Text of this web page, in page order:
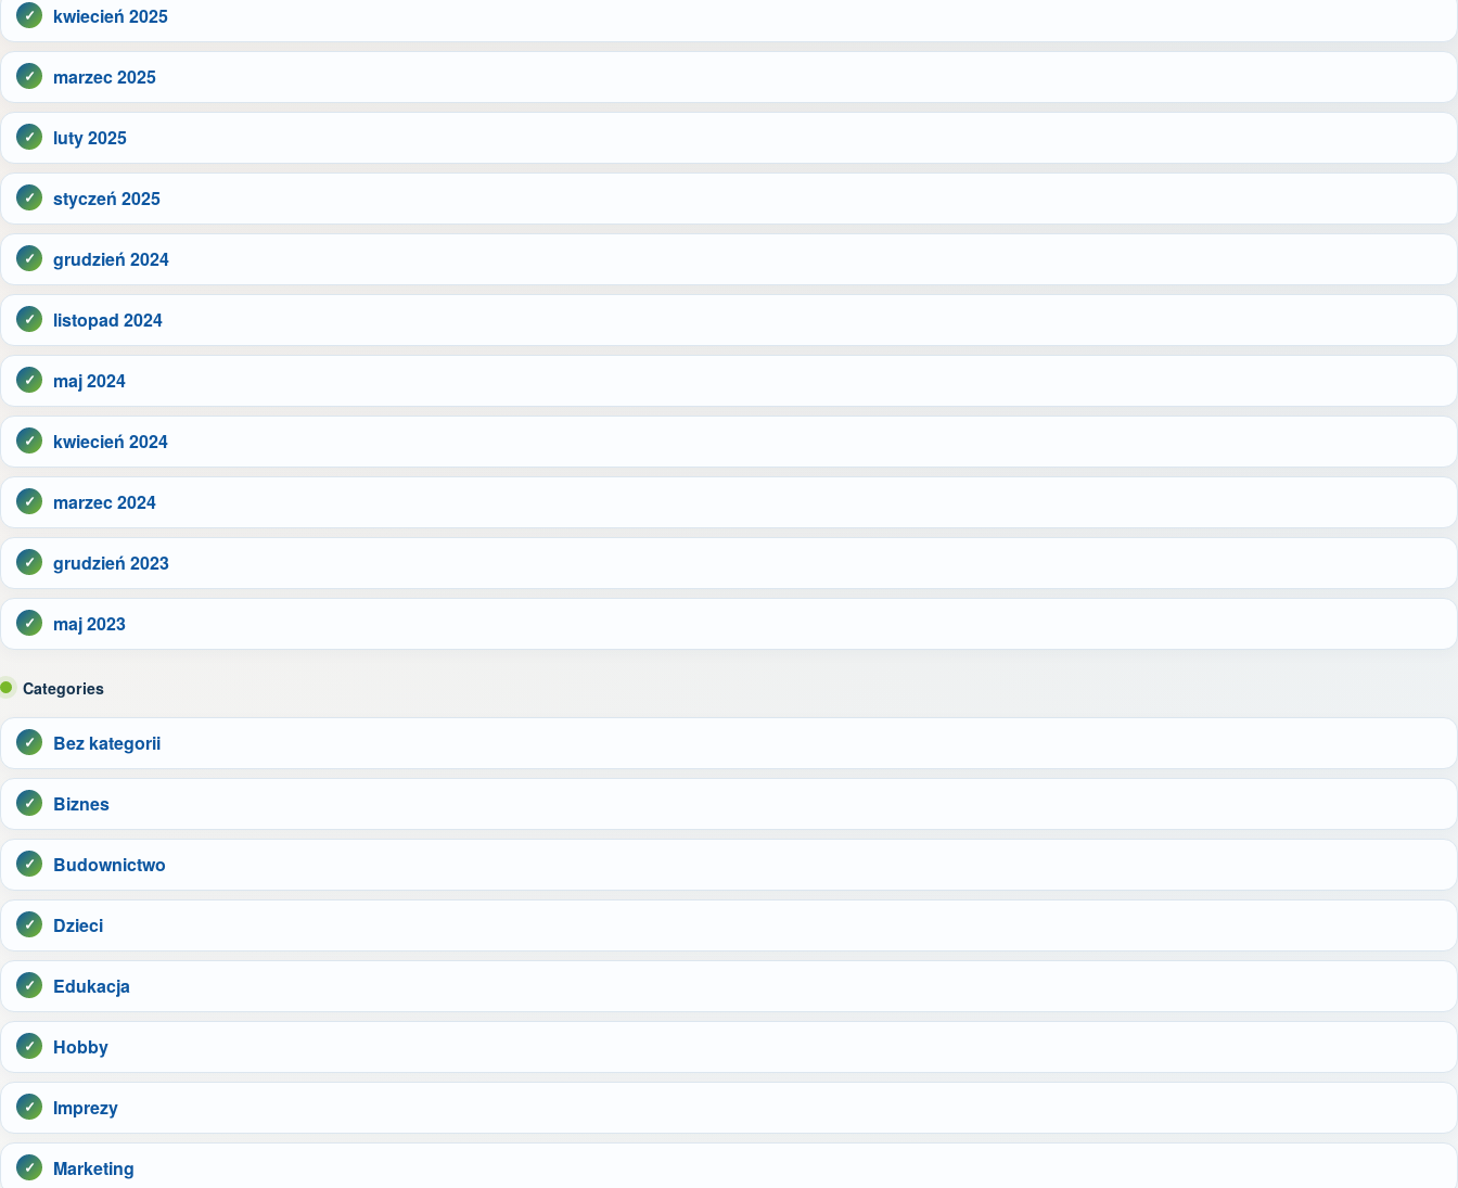
kwiecień 2025
marzec 2025
luty 2025
styczeń 2025
grudzień 2024
listopad 2024
maj 2024
kwiecień 2024
marzec 2024
grudzień 2023
maj 2023
Categories
Bez kategorii
Biznes
Budownictwo
Dzieci
Edukacja
Hobby
Imprezy
Marketing